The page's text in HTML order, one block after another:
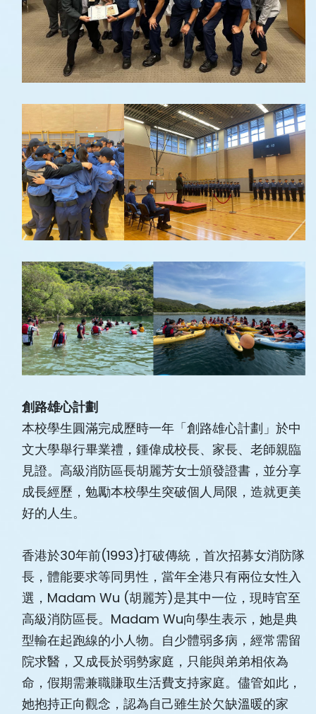
創路雄心計劃
本校學生圓滿完成歷時一年「創路雄心計劃」於中
文大學舉行畢業禮，鍾偉成校長、家長、老師親臨
見證。高級消防區長胡麗芳女士頒發證書，並分享
成長經歷，勉勵本校學生突破個人局限，造就更美
好的人生。
香港於30年前(1993)打破傳統，首次招募女消防隊
長，體能要求等同男性，當年全港只有兩位女性入
選，Madam Wu (胡麗芳)是其中一位，現時官至
高級消防區長。Madam Wu向學生表示，她是典
型輸在起跑線的小人物。自少體弱多病，經常需留
院求醫，又成長於弱勢家庭，只能與弟弟相依為
命，假期需兼職賺取生活費支持家庭。儘管如此，
她抱持正向觀念，認為自己雖生於欠缺溫暖的家